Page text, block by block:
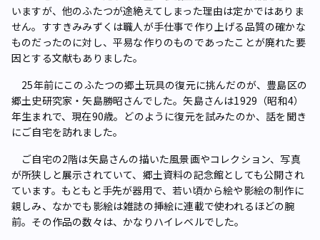
いますが、他のふたつが途絶えてしまった理由は定かではありま
せん。すすきみみずくは職人が手仕事で作り上げる品質の確かな
ものだったのに対し、平易な作りのものであったことが廃れた要
因とする文献もありました。
25年前にこのふたつの郷土玩具の復元に挑んだのが、豊島区の
郷土史研究家・矢島勝昭さんでした。矢島さんは1929（昭和4）
年生まれで、現在90歳。どのように復元を試みたのか、話を聞き
にご自宅を訪れました。
ご自宅の2階は矢島さんの描いた風景画やコレクション、写真
が所狭しと展示されていて、郷土資料の記念館としても公開され
ています。もともと手先が器用で、若い頃から絵や影絵の制作に
親しみ、なかでも影絵は雑誌の挿絵に連載で使われるほどの腕
前。その作品の数々は、かなりハイレベルでした。